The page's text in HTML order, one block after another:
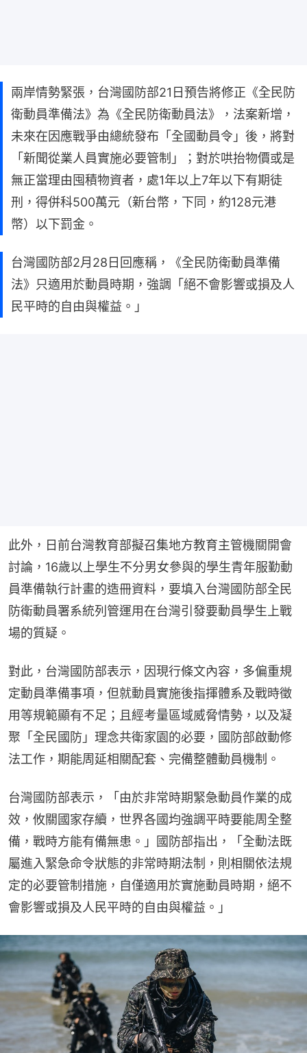
兩岸情勢緊張，台灣國防部21日預告將修正《全民防
衛動員準備法》為《全民防衛動員法》，法案新增，
未來在因應戰爭由總統發布「全國動員令」後，將對
「新聞從業人員實施必要管制」；對於哄抬物價或是
無正當理由囤積物資者，處1年以上7年以下有期徒
刑，得併科500萬元（新台幣，下同，約128元港
幣）以下罰金。
台灣國防部2月28日回應稱，《全民防衛動員準備
法》只適用於動員時期，強調「絕不會影響或損及人
民平時的自由與權益。」
此外，日前台灣教育部擬召集地方教育主管機關開會
討論，16歲以上學生不分男女參與的學生青年服勤動
員準備執行計畫的造冊資料，要填入台灣國防部全民
防衛動員署系統列管運用在台灣引發要動員學生上戰
場的質疑。
對此，台灣國防部表示，因現行條文內容，多偏重規
定動員準備事項，但就動員實施後指揮體系及戰時徵
用等規範顯有不足；且經考量區域威脅情勢，以及凝
聚「全民國防」理念共衛家園的必要，國防部啟動修
法工作，期能周延相關配套、完備整體動員機制。
台灣國防部表示，「由於非常時期緊急動員作業的成
效，攸關國家存續，世界各國均強調平時要能周全整
備，戰時方能有備無患。」國防部指出，「全動法既
屬進入緊急命令狀態的非常時期法制，則相關依法規
定的必要管制措施，自僅適用於實施動員時期，絕不
會影響或損及人民平時的自由與權益。」